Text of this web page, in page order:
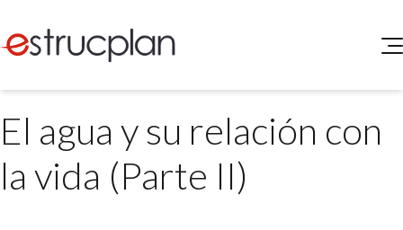
SERVICIOS
Higiene y Seguridad
Medio Ambiente
NOVEDADES
INGRESAR
El agua y su relación con
la vida (Parte II)